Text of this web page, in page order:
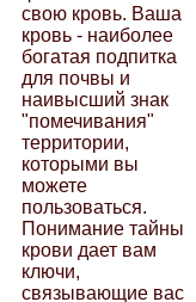
свою кровь. Ваша
кровь - наиболее
богатая подпитка
для почвы и
наивысший знак
"помечивания"
территории,
которыми вы
можете
пользоваться.
Понимание тайны
крови дает вам
ключи,
связывающие вас